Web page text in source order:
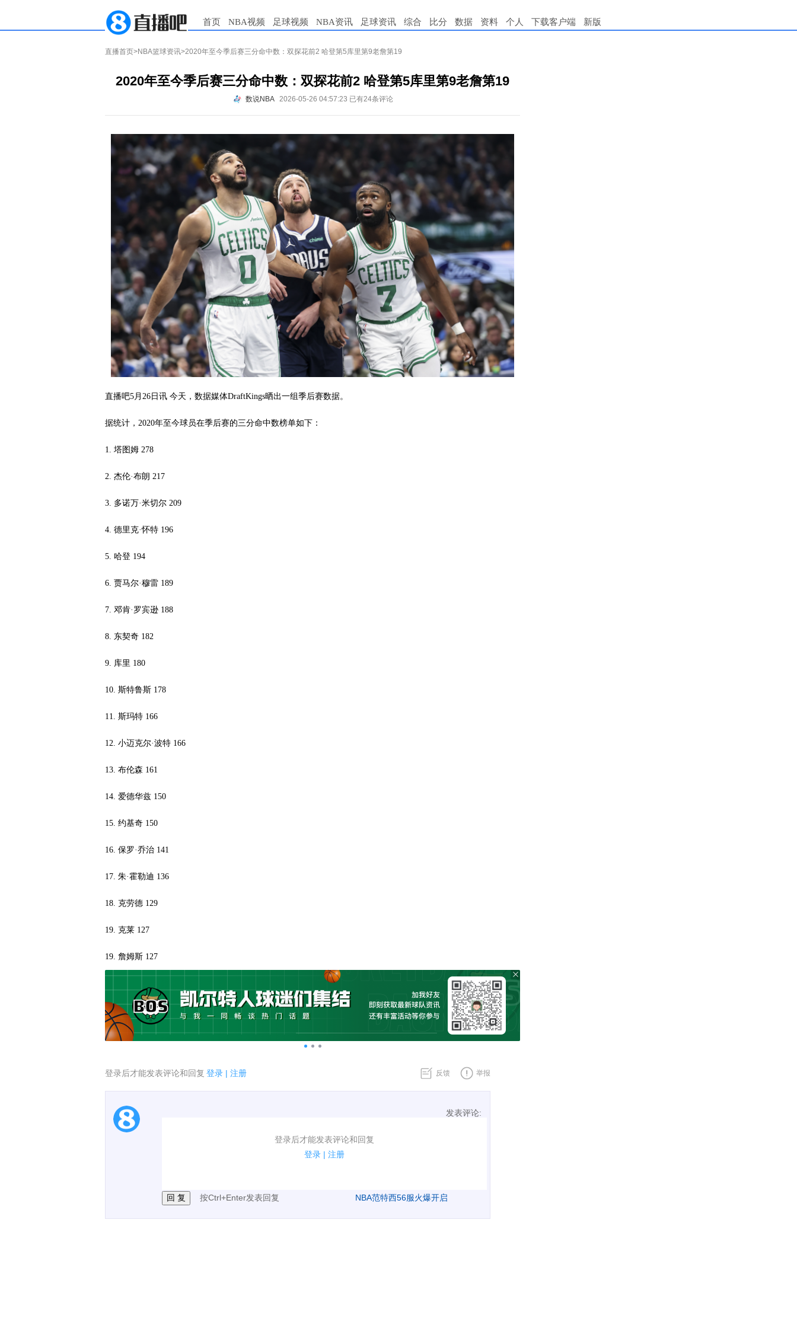
首页 NBA视频 足球视频 NBA资讯 足球资讯 综合 比分 数据 资料 个人 下载客户端 新版
直播首页>NBA篮球资讯>2020年至今季后赛三分命中数：双探花前2 哈登第5库里第9老詹第19
2020年至今季后赛三分命中数：双探花前2 哈登第5库里第9老詹第19
数说NBA 2026-05-26 04:57:23 已有24条评论
直播吧5月26日讯 今天，数据媒体DraftKings晒出一组季后赛数据。
据统计，2020年至今球员在季后赛的三分命中数榜单如下：
1. 塔图姆 278
2. 杰伦·布朗 217
3. 多诺万·米切尔 209
4. 德里克·怀特 196
5. 哈登 194
6. 贾马尔·穆雷 189
7. 邓肯·罗宾逊 188
8. 东契奇 182
9. 库里 180
10. 斯特鲁斯 178
11. 斯玛特 166
12. 小迈克尔·波特 166
13. 布伦森 161
14. 爱德华兹 150
15. 约基奇 150
16. 保罗·乔治 141
17. 朱·霍勒迪 136
18. 克劳德 129
19. 克莱 127
19. 詹姆斯 127
登录后才能发表评论和回复 登录 | 注册 反馈 举报
发表评论:
登录后才能发表评论和回复
登录 | 注册
1.电脑端新用户可以发表评论了！
按Ctrl+Enter发表回复 NBA范特西56服火爆开启